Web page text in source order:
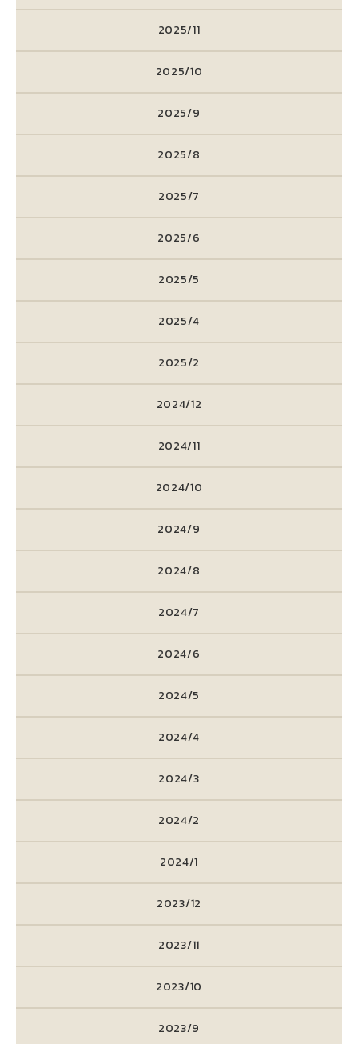
2025/11
2025/10
2025/9
2025/8
2025/7
2025/6
2025/5
2025/4
2025/2
2024/12
2024/11
2024/10
2024/9
2024/8
2024/7
2024/6
2024/5
2024/4
2024/3
2024/2
2024/1
2023/12
2023/11
2023/10
2023/9